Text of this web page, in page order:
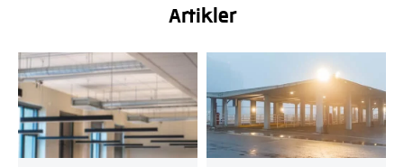
Artikler